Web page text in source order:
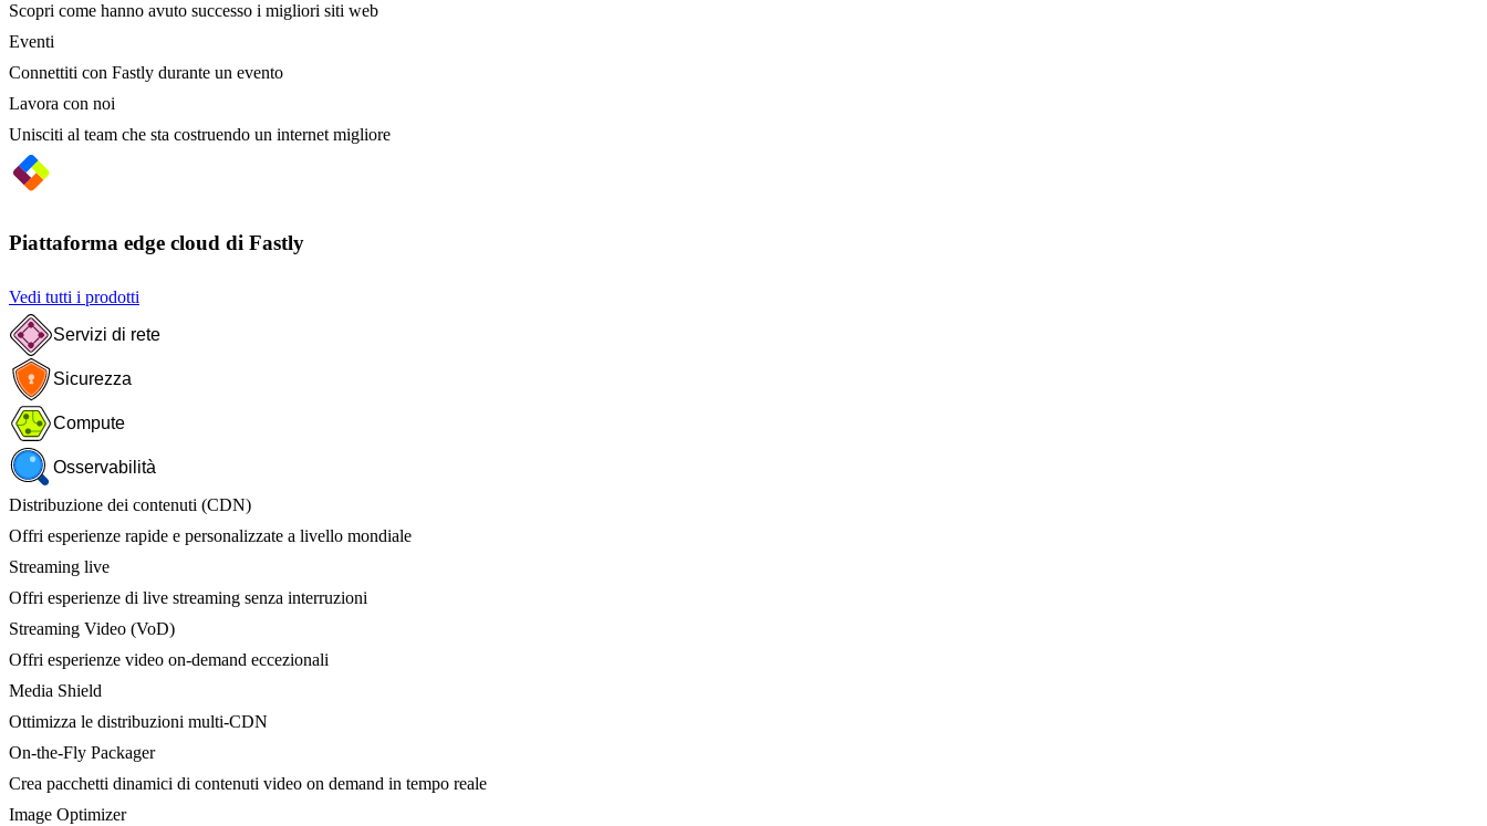
Scopri come hanno avuto successo i migliori siti web
Eventi
Connettiti con Fastly durante un evento
Lavora con noi
Unisciti al team che sta costruendo un internet migliore
Piattaforma edge cloud di Fastly
Vedi tutti i prodotti
Servizi di rete
Sicurezza
Compute
Osservabilità
Distribuzione dei contenuti (CDN)
Offri esperienze rapide e personalizzate a livello mondiale
Streaming live
Offri esperienze di live streaming senza interruzioni
Streaming Video (VoD)
Offri esperienze video on-demand eccezionali
Media Shield
Ottimizza le distribuzioni multi-CDN
On-the-Fly Packager
Crea pacchetti dinamici di contenuti video on demand in tempo reale
Image Optimizer